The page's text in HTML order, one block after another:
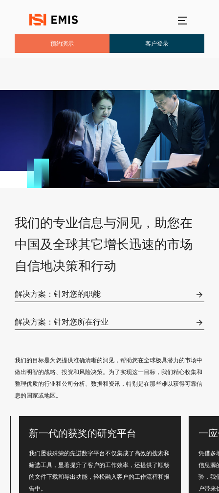
预约演示 客户登录
我们的专业信息与洞见，助您在
中国及全球其它增长迅速的市场
自信地决策和行动
解决方案：针对您的职能
解决方案：针对您所在行业
我们的目标是为您提供准确清晰的洞见，帮助您在全球极具潜力的市场中
做出明智的战略、投资和风险决策。为了实现这一目标，我们精心收集和
整理优质的行业和公司分析、数据和资讯，特别是在那些难以获得可靠信
息的国家或地区。
新一代的获奖的研究平台
我们屡获殊荣的先进数字平台不仅集成了高效的搜索和
筛选工具，显著提升了客户的工作效率，还提供了顺畅
的文件下载和导出功能，轻松融入客户的工作流程和报
告中。
一
凭借多
信息源
验，我
户带来